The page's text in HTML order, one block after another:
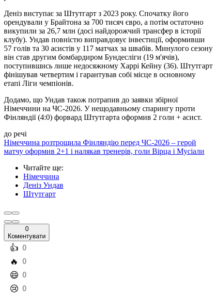
Деніз виступає за Штутгарт з 2023 року. Спочатку його
орендували у Брайтона за 700 тисяч євро, а потім остаточно
викупили за 26,7 млн (досі найдорожчий трансфер в історії
клубу). Ундав повністю виправдовує інвестиції, оформивши
57 голів та 30 асистів у 117 матчах за швабів. Минулого сезону
він став другим бомбардиром Бундесліги (19 м'ячів),
поступившись лише недосяжному Харрі Кейну (36). Штутгарт
фінішував четвертим і гарантував собі місце в основному
етапі Ліги чемпіонів.
Додамо, що Ундав також потрапив до заявки збірної
Німеччини на ЧС-2026. У нещодавньому спарингу проти
Фінляндії (4:0) форвард Штутгарта оформив 2 голи + асист.
до речі
Німеччина розтрощила Фінляндію перед ЧС-2026 – герой
матчу оформив 2+1 і налякав тренерів, голи Вірца і Мусіали
Читайте ще:
Німеччина
Деніз Ундав
Штутгарт
0
Коментувати
️👍 0
️🔥 0
️😄 0
️😢 0